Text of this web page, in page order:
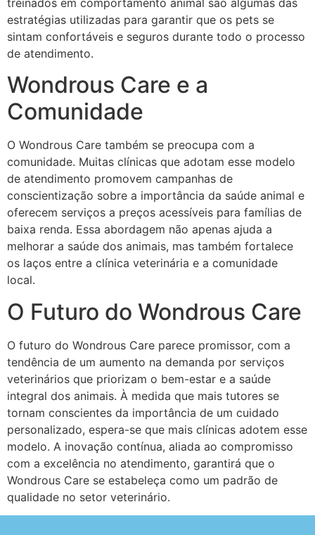
treinados em comportamento animal são algumas das
estratégias utilizadas para garantir que os pets se
sintam confortáveis e seguros durante todo o processo
de atendimento.
Wondrous Care e a
Comunidade
O Wondrous Care também se preocupa com a
comunidade. Muitas clínicas que adotam esse modelo
de atendimento promovem campanhas de
conscientização sobre a importância da saúde animal e
oferecem serviços a preços acessíveis para famílias de
baixa renda. Essa abordagem não apenas ajuda a
melhorar a saúde dos animais, mas também fortalece
os laços entre a clínica veterinária e a comunidade
local.
O Futuro do Wondrous Care
O futuro do Wondrous Care parece promissor, com a
tendência de um aumento na demanda por serviços
veterinários que priorizam o bem-estar e a saúde
integral dos animais. À medida que mais tutores se
tornam conscientes da importância de um cuidado
personalizado, espera-se que mais clínicas adotem esse
modelo. A inovação contínua, aliada ao compromisso
com a excelência no atendimento, garantirá que o
Wondrous Care se estabeleça como um padrão de
qualidade no setor veterinário.